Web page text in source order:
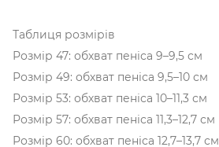
Таблиця розмірів
Розмір 47: обхват пеніса 9–9,5 см
Розмір 49: обхват пеніса 9,5–10 см
Розмір 53: обхват пеніса 10–11,3 см
Розмір 57: обхват пеніса 11,3–12,7 см
Розмір 60: обхват пеніса 12,7–13,7 см